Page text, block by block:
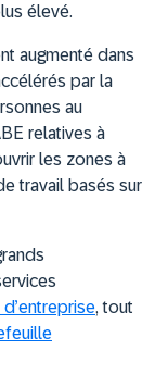
élevé.
augmenté dans
par la
au
relatives à
les zones à
travail basés sur
, tout